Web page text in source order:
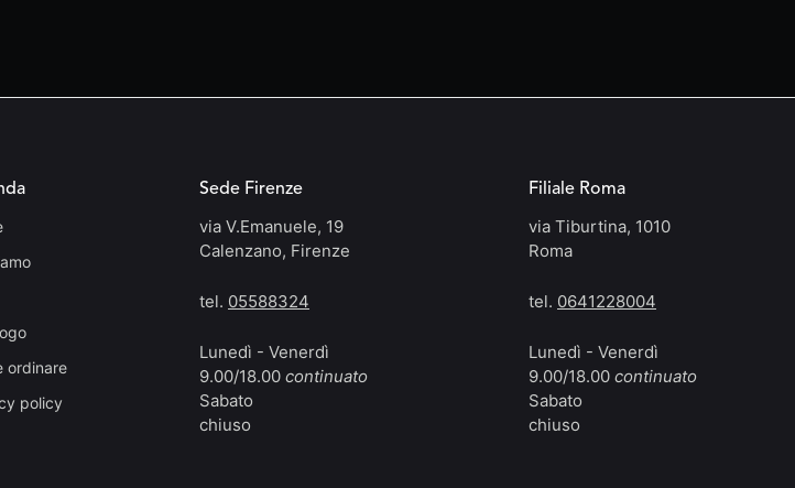
ordinare
policy
Sede Firenze
via V.Emanuele, 19
Calenzano, Firenze
tel. 05588324
Lunedì - Venerdì
9.00/18.00 continuato
Sabato
chiuso
Filiale Roma
via Tiburtina, 1010
Roma
tel. 0641228004
Lunedì - Venerdì
9.00/18.00 continuato
Sabato
chiuso